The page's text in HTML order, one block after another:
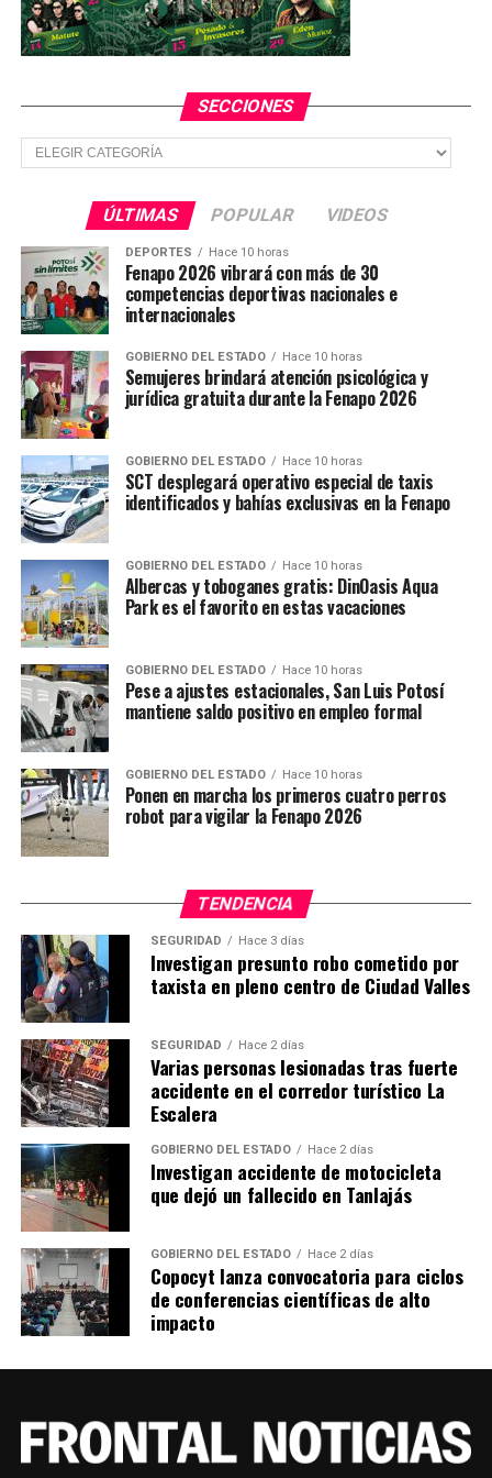
Invertirán más de 6 millones para rehabilitar calles de
la capital potosina
Estas fueron las causas por la clausura de la Minera San
SECCIONES
Secciones
ÚLTIMAS POPULAR VIDEOS
DEPORTES Hace 10 horas
Fenapo 2026 vibrará con más de 30
competencias deportivas nacionales e
internacionales
GOBIERNO DEL ESTADO Hace 10 horas
Semujeres brindará atención psicológica y
jurídica gratuita durante la Fenapo 2026
GOBIERNO DEL ESTADO Hace 10 horas
SCT desplegará operativo especial de taxis
identificados y bahías exclusivas en la Fenapo
GOBIERNO DEL ESTADO Hace 10 horas
Albercas y toboganes gratis: DinOasis Aqua
Park es el favorito en estas vacaciones
GOBIERNO DEL ESTADO Hace 10 horas
Pese a ajustes estacionales, San Luis Potosí
mantiene saldo positivo en empleo formal
GOBIERNO DEL ESTADO Hace 10 horas
Ponen en marcha los primeros cuatro perros
robot para vigilar la Fenapo 2026
TENDENCIA
SEGURIDAD Hace 3 días
Investigan presunto robo cometido por
taxista en pleno centro de Ciudad Valles
SEGURIDAD Hace 2 días
Varias personas lesionadas tras fuerte
accidente en el corredor turístico La
Escalera
GOBIERNO DEL ESTADO Hace 2 días
Investigan accidente de motocicleta
que dejó un fallecido en Tanlajás
GOBIERNO DEL ESTADO Hace 2 días
Copocyt lanza convocatoria para ciclos
de conferencias científicas de alto
impacto